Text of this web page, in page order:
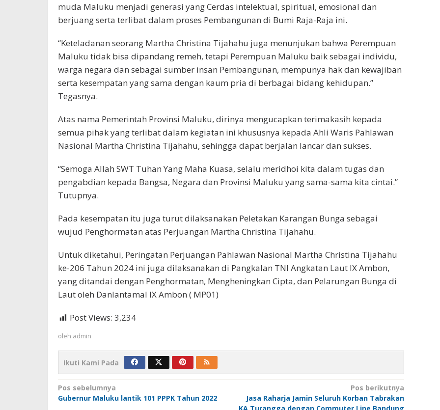
muda Maluku menjadi generasi yang Cerdas intelektual, spiritual, emosional dan
berjuang serta terlibat dalam proses Pembangunan di Bumi Raja-Raja ini.
“Keteladanan seorang Martha Christina Tijahahu juga menunjukan bahwa Perempuan
Maluku tidak bisa dipandang remeh, tetapi Perempuan Maluku baik sebagai individu,
warga negara dan sebagai sumber insan Pembangunan, mempunya hak dan kewajiban
serta kesempatan yang sama dengan kaum pria di berbagai bidang kehidupan.”
Tegasnya.
Atas nama Pemerintah Provinsi Maluku, dirinya mengucapkan terimakasih kepada
semua pihak yang terlibat dalam kegiatan ini khususnya kepada Ahli Waris Pahlawan
Nasional Martha Christina Tijahahu, sehingga dapat berjalan lancar dan sukses.
“Semoga Allah SWT Tuhan Yang Maha Kuasa, selalu meridhoi kita dalam tugas dan
pengabdian kepada Bangsa, Negara dan Provinsi Maluku yang sama-sama kita cintai.”
Tutupnya.
Pada kesempatan itu juga turut dilaksanakan Peletakan Karangan Bunga sebagai
wujud Penghormatan atas Perjuangan Martha Christina Tijahahu.
Untuk diketahui, Peringatan Perjuangan Pahlawan Nasional Martha Christina Tijahahu
ke-206 Tahun 2024 ini juga dilaksanakan di Pangkalan TNI Angkatan Laut IX Ambon,
yang ditandai dengan Penghormatan, Mengheningkan Cipta, dan Pelarungan Bunga di
Laut oleh Danlantamal IX Ambon ( MP01)
Post Views: 3,234
oleh admin
Ikuti Kami Pada
Navigasi
pos
Pos sebelumnya
Gubernur Maluku lantik 101 PPPK Tahun 2022
Pos berikutnya
Jasa Raharja Jamin Seluruh Korban Tabrakan